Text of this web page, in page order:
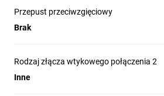
Specyfikacja techniczna
Klasa CPR
B2ca
Przepust przeciwzgięciowy
Brak
Rodzaj złącza wtykowego połączenia 2
Inne